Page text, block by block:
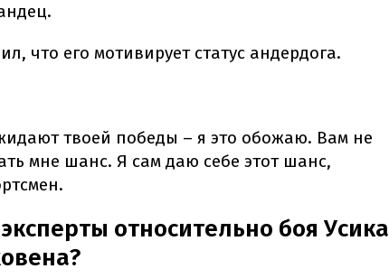
что его мотивирует статус андердога.
твоей победы – я это обожаю. Вам не
мне шанс. Я сам даю себе этот шанс,
относительно боя Усика